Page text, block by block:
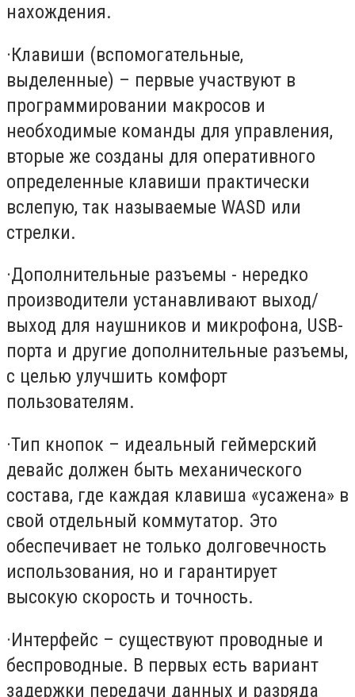
нахождения.
·Клавиши (вспомогательные,
выделенные) – первые участвуют в
программировании макросов и
необходимые команды для управления,
вторые же созданы для оперативного
определенные клавиши практически
вслепую, так называемые WASD или
стрелки.
·Дополнительные разъемы - нередко
производители устанавливают выход/
выход для наушников и микрофона, USB-
порта и другие дополнительные разъемы,
с целью улучшить комфорт
пользователям.
·Тип кнопок – идеальный геймерский
девайс должен быть механического
состава, где каждая клавиша «усажена» в
свой отдельный коммутатор. Это
обеспечивает не только долговечность
использования, но и гарантирует
высокую скорость и точность.
·Интерфейс – существуют проводные и
беспроводные. В первых есть вариант
задержки передачи данных и разряда